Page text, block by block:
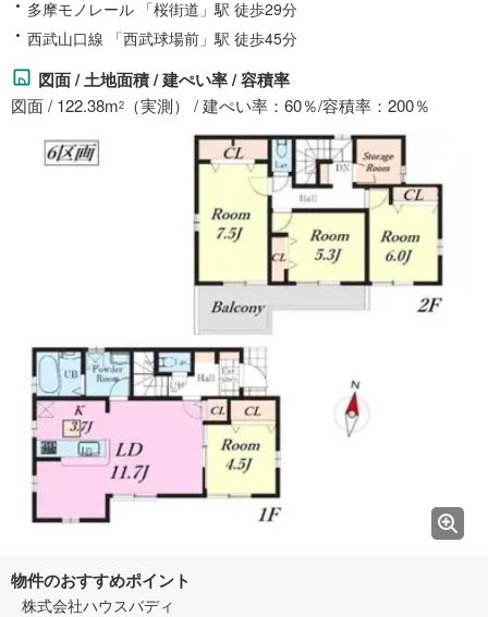
多摩モノレール 「桜街道」駅 徒歩29分
西武山口線 「西武球場前」駅 徒歩45分
図面 / 土地面積 / 建ぺい率 / 容積率
図面 / 122.38m2 （実測） / 建ぺい率：60％/容積率：200％
物件のおすすめポイント
株式会社ハウスバディ